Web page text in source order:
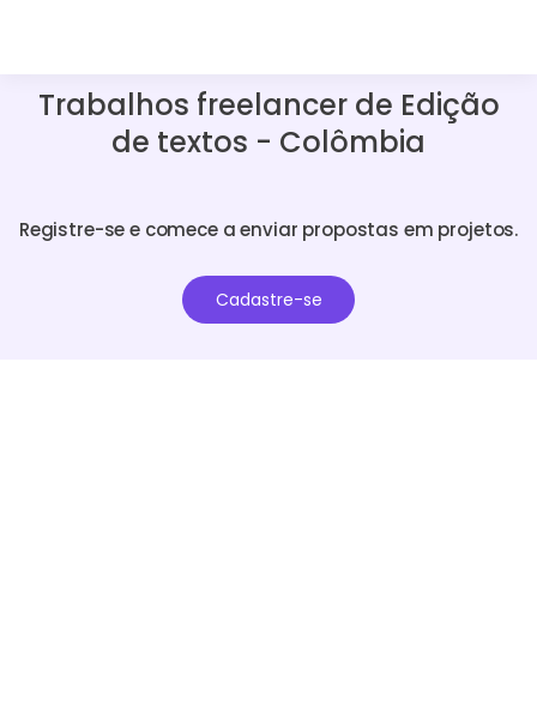
Trabalhos freelancer de Edição
de textos - Colômbia
Registre-se e comece a enviar propostas em projetos.
Cadastre-se